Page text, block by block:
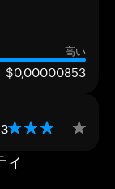
高い
$0,00000853
3
ィ